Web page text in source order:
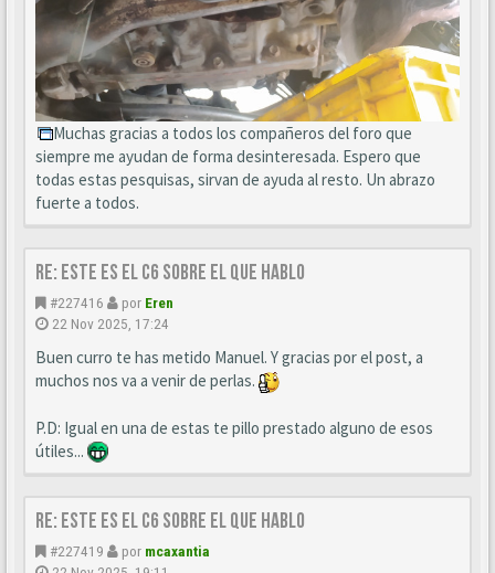
Muchas gracias a todos los compañeros del foro que
siempre me ayudan de forma desinteresada. Espero que
todas estas pesquisas, sirvan de ayuda al resto. Un abrazo
fuerte a todos.
Re: este es el c6 sobre el que hablo
#227416 por Eren
22 Nov 2025, 17:24
Buen curro te has metido Manuel. Y gracias por el post, a
muchos nos va a venir de perlas.
P.D: Igual en una de estas te pillo prestado alguno de esos
útiles...
Re: este es el c6 sobre el que hablo
#227419 por mcaxantia